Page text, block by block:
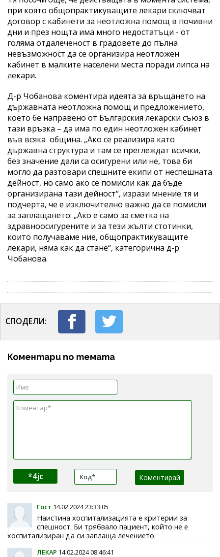
при която общопрактикуващите лекари сключват
договор с кабинети за неотложна помощ в почивни
дни и през нощта има много недостатъци - от
голяма отдалеченост в градовете до пълна
невъзможност да се организира неотложен
кабинет в малките населени места поради липса на
лекари.
Д-р Чобанова коментира идеята за връщането на
държавната неотложна помощ и предложението,
което бе направено от Българския лекарски съюз в
тази връзка – да има по един неотложен кабинет
във всяка община. „Ако се реализира като
държавна структура и там се преглеждат всички,
без значение дали са осигурени или не, това би
могло да разтовари спешните екипи от неспешната
дейност, но само ако се помисли как да бъде
организирана тази дейност“, изрази мнение тя и
подчерта, че е изключително важно да се помисли
за заплащането: „Ако е само за сметка на
здравноосигурените и за тези жълти стотинки,
които получаваме ние, общопрактикуващите
лекари, няма как да стане“, категорична д-р
Чобанова.
СПОДЕЛИ:
Коментари по темата
*4jc
Гост 14.02.2024 23:33:05
Наистина хоспитализацията е критерии за
спешност. Би трябвало пациент, който не е
хоспитализиран да си заплаща лечението.
ЛЕКАР 14.02.2024 08:46:41